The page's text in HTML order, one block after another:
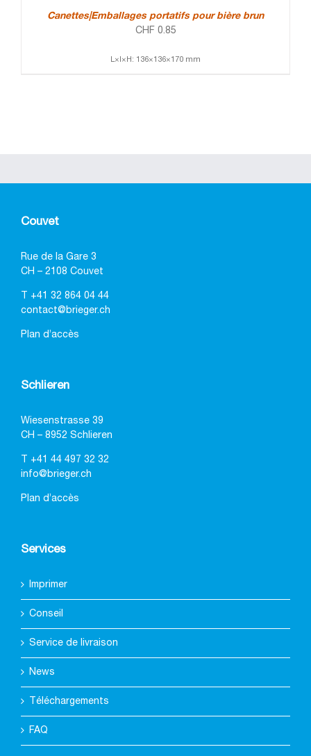
Canettes|Emballages portatifs pour bière brun
CHF 0.85
L×l×H: 136×136×170 mm
Couvet
Rue de la Gare 3
CH – 2108 Couvet
+41 32 864 04 44
contact@brieger.ch
Plan d’accès
Schlieren
Wiesenstrasse 39
CH – 8952 Schlieren
+41 44 497 32 32
info@brieger.ch
Plan d’accès
Services
Imprimer
Conseil
Service de livraison
News
Téléchargements
FAQ